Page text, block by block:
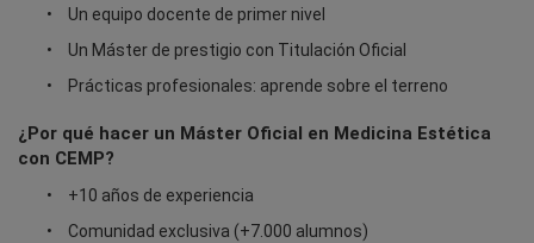
Un equipo docente de primer nivel
Un Máster de prestigio con Titulación Oficial
Prácticas profesionales: aprende sobre el terreno
¿Por qué hacer un Máster Oficial en Medicina Estética
con CEMP?
+10 años de experiencia
Comunidad exclusiva (+7.000 alumnos)